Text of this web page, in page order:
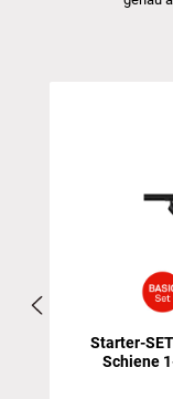
Starter-
Schiene